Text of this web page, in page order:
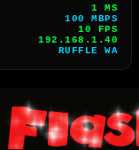
1 MS
100 MBPS
10 FPS
192.168.1.40
RUFFLE WA